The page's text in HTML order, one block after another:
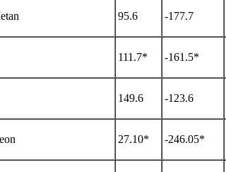
95.6 -177.7
111.7* -161.5*
149.6 -123.6
27.10* -246.05*